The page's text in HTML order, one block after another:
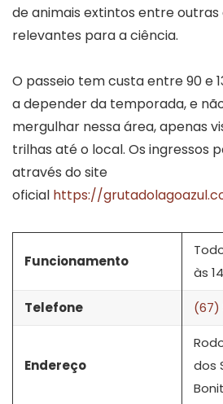
de animais extintos entre
relevantes para a ciência.
O passeio tem custa entre 90 e
a depender da temporada, e
mergulhar nessa área, apenas
trilhas até o local. Os ingressos
através do site
oficial https://
Funcionamento
às
Telefone (67)
Endereço
dos